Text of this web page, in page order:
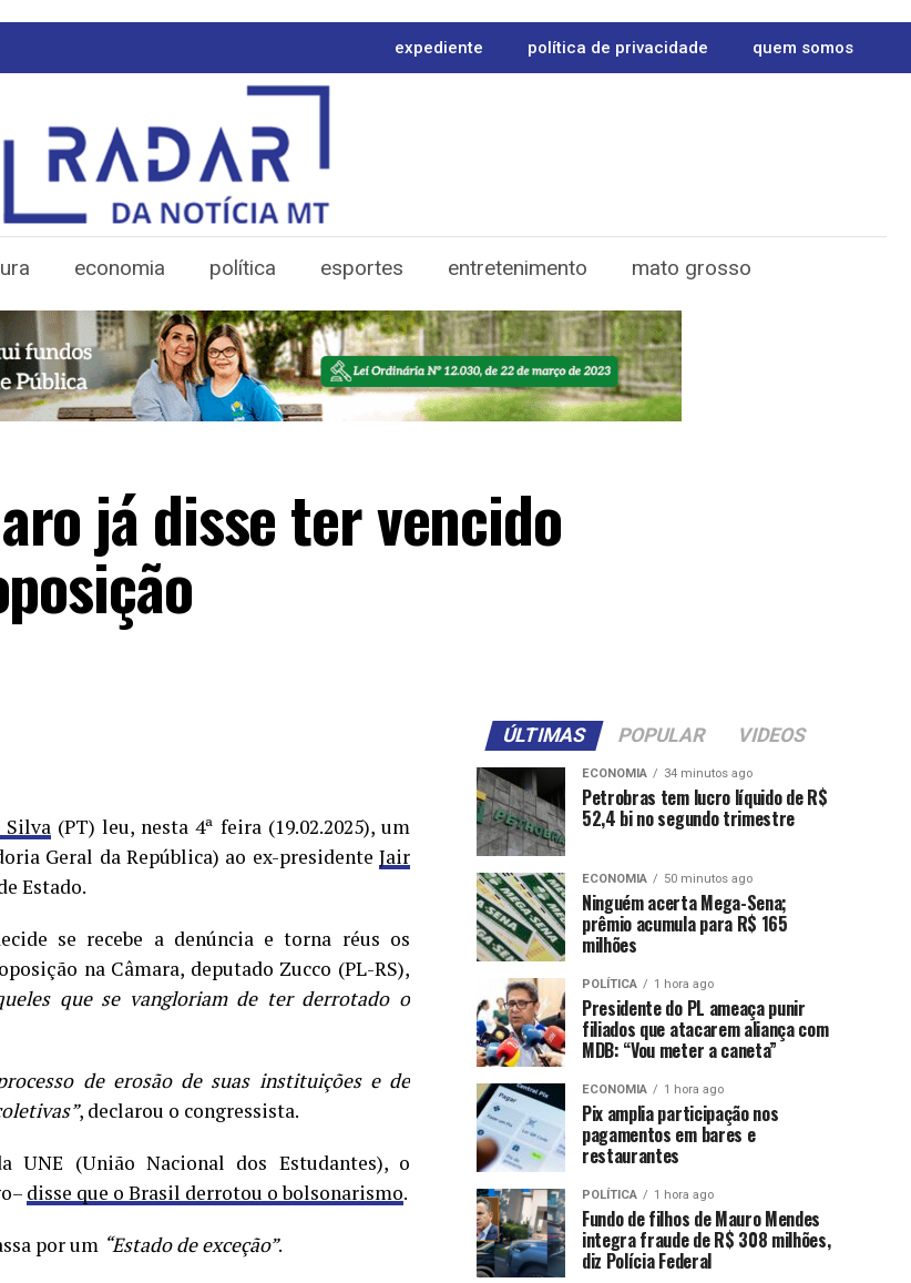
expediente política de privacidade quem somos
economia política esportes entretenimento mato grosso
já disse ter vencido
Silva(PT) leu, nesta 4ª feira (19.02.2025), um
Geral da República) ao ex-presidenteJair
Estado.
se recebe a denúncia e torna réus os
na Câmara, deputado Zucco (PL-RS),
que se vangloriam de ter derrotado o
de erosão de suas instituições e de
, declarou o congressista.
UNE (União Nacional dos Estudantes), o
disse que o Brasil derrotou o bolsonarismo.
por um “Estado de exceção”.
ÚLTIMAS POPULAR VIDEOS
ECONOMIA 34 minutos ago
Petrobras tem lucro líquido de R$
52,4 bi no segundo trimestre
ECONOMIA 50 minutos ago
Ninguém acerta Mega-Sena;
prêmio acumula para R$ 165
milhões
POLÍTICA 1 hora ago
Presidente do PL ameaça punir
filiados que atacarem aliança com
MDB: “Vou meter a caneta”
ECONOMIA 1 hora ago
Pix amplia participação nos
pagamentos em bares e
restaurantes
POLÍTICA 1 hora ago
Fundo de filhos de Mauro Mendes
integra fraude de R$ 308 milhões,
diz Polícia Federal